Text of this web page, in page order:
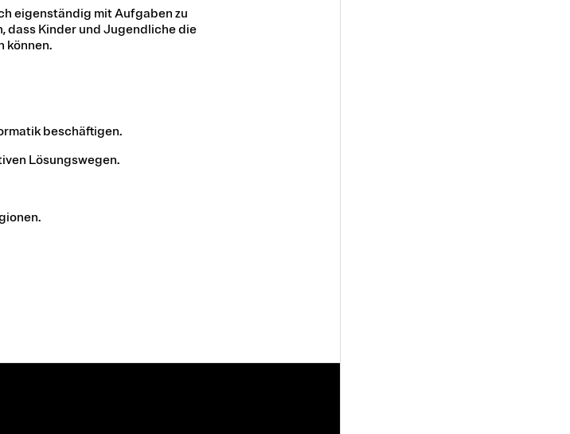
eigenständig mit Aufgaben zu
dass Kinder und Jugendliche die
können.
beschäftigen.
Lösungswegen.